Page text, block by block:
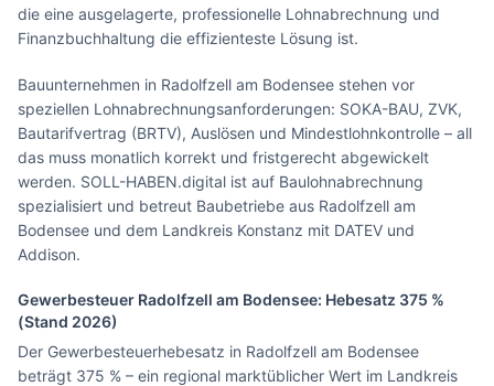
die eine ausgelagerte, professionelle Lohnabrechnung und
Finanzbuchhaltung die effizienteste Lösung ist.
Bauunternehmen in Radolfzell am Bodensee stehen vor
speziellen Lohnabrechnungsanforderungen: SOKA-BAU, ZVK,
Bautarifvertrag (BRTV), Auslösen und Mindestlohnkontrolle – all
das muss monatlich korrekt und fristgerecht abgewickelt
werden. SOLL-HABEN.digital ist auf Baulohnabrechnung
spezialisiert und betreut Baubetriebe aus Radolfzell am
Bodensee und dem Landkreis Konstanz mit DATEV und
Addison.
Gewerbesteuer Radolfzell am Bodensee: Hebesatz 375 %
(Stand 2026)
Der Gewerbesteuerhebesatz in Radolfzell am Bodensee
beträgt 375 % – ein regional marktüblicher Wert im Landkreis